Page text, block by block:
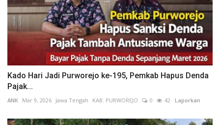
Kado Hari Jadi Purworejo ke-195, Pemkab Hapus Denda
Pajak...
ANK Mar 9, 2026 Jawa Tengah KAB. PURWOREJO 0 42 Laporkan